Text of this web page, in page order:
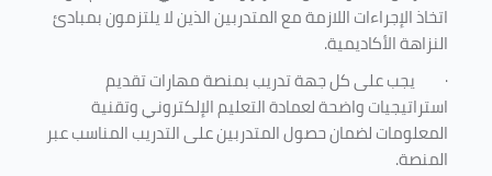
اتخاذ الإجراءات اللازمة مع المتدربين الذين لا يلتزمون بمبادئ
النزاهة الأكاديمية.
· يجب على كل جهة تدريب بمنصة مهارات تقديم
استراتيجيات واضحة لعمادة التعليم الإلكتروني وتقنية
المعلومات لضمان حصول المتدربين على التدريب المناسب عبر
المنصة.